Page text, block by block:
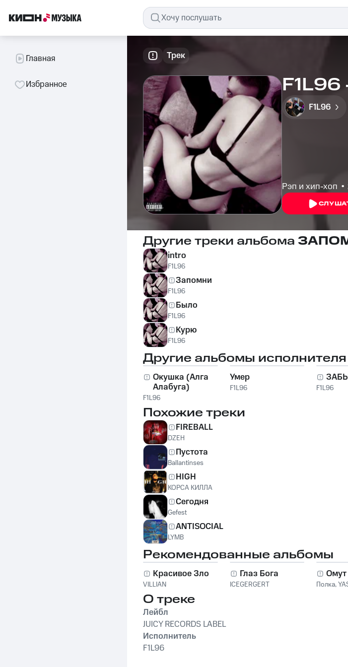
Главная
Избранное
Трек
F1L96
Рэп и хип-хоп
Другие треки альбома
intro
F1L96
Запомни
F1L96
Было
F1L96
Курю
F1L96
Другие альбомы исполнителя
Окушка (Алга
Алабуга)
F1L96
Умер
F1L96 F1L96
Похожие треки
FIREBALL
DZEH
Пустота
Ballantinses
HIGH
КОРСА КИЛЛА
Сегодня
Gefest
ANTISOCIAL
LYMB
Рекомендованные альбомы
Красивое Зло
VILLIAN
Глаз Бога
ICEGERGERT
Омут
Полка,
О треке
Лейбл
JUICY RECORDS LABEL
Исполнитель
F1L96